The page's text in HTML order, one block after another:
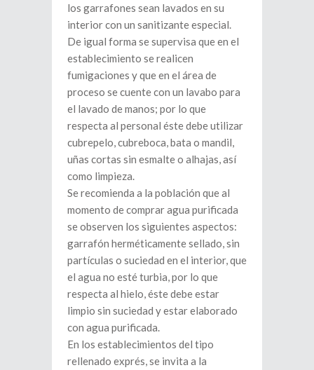
los garrafones sean lavados en su
interior con un sanitizante especial.
De igual forma se supervisa que en el
establecimiento se realicen
fumigaciones y que en el área de
proceso se cuente con un lavabo para
el lavado de manos; por lo que
respecta al personal éste debe utilizar
cubrepelo, cubreboca, bata o mandil,
uñas cortas sin esmalte o alhajas, así
como limpieza.
Se recomienda a la población que al
momento de comprar agua purificada
se observen los siguientes aspectos:
garrafón herméticamente sellado, sin
partículas o suciedad en el interior, que
el agua no esté turbia, por lo que
respecta al hielo, éste debe estar
limpio sin suciedad y estar elaborado
con agua purificada.
En los establecimientos del tipo
rellenado exprés, se invita a la